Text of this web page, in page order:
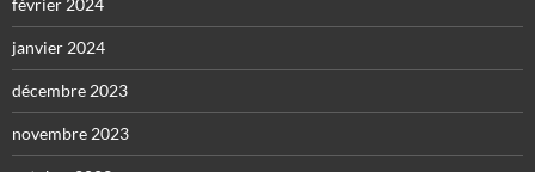
février 2024
janvier 2024
décembre 2023
novembre 2023